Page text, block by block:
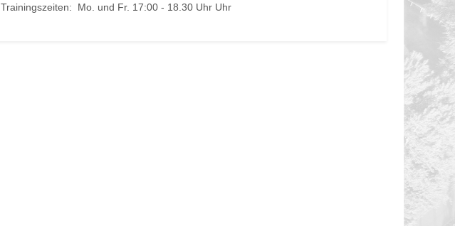
Trainingszeiten: Mo. und Fr. 17:00 - 18.30 Uhr Uhr